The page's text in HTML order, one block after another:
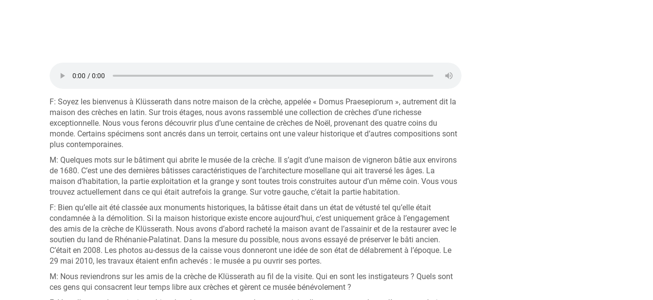
F: Soyez les bienvenus à Klüsserath dans notre maison de la crèche, appelée « Domus Praesepiorum », autrement dit la
maison des crèches en latin. Sur trois étages, nous avons rassemblé une collection de crèches d’une richesse
exceptionnelle. Nous vous ferons découvrir plus d’une centaine de crèches de Noël, provenant des quatre coins du
monde. Certains spécimens sont ancrés dans un terroir, certains ont une valeur historique et d’autres compositions sont
plus contemporaines.
M: Quelques mots sur le bâtiment qui abrite le musée de la crèche. Il s’agit d’une maison de vigneron bâtie aux environs
de 1680. C’est une des dernières bâtisses caractéristiques de l’architecture mosellane qui ait traversé les âges. La
maison d’habitation, la partie exploitation et la grange y sont toutes trois construites autour d’un même coin. Vous vous
trouvez actuellement dans ce qui était autrefois la grange. Sur votre gauche, c’était la partie habitation.
F: Bien qu’elle ait été classée aux monuments historiques, la bâtisse était dans un état de vétusté tel qu’elle était
condamnée à la démolition. Si la maison historique existe encore aujourd’hui, c’est uniquement grâce à l’engagement
des amis de la crèche de Klüsserath. Nous avons d’abord racheté la maison avant de l’assainir et de la restaurer avec le
soutien du land de Rhénanie-Palatinat. Dans la mesure du possible, nous avons essayé de préserver le bâti ancien.
C’était en 2008. Les photos au-dessus de la caisse vous donneront une idée de son état de délabrement à l’époque. Le
29 mai 2010, les travaux étaient enfin achevés : le musée a pu ouvrir ses portes.
M: Nous reviendrons sur les amis de la crèche de Klüsserath au fil de la visite. Qui en sont les instigateurs ? Quels sont
ces gens qui consacrent leur temps libre aux crèches et gèrent ce musée bénévolement ?